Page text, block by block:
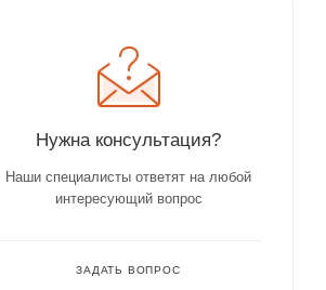
Нужна консультация?
Наши специалисты ответят на любой
интересующий вопрос
ЗАДАТЬ ВОПРОС